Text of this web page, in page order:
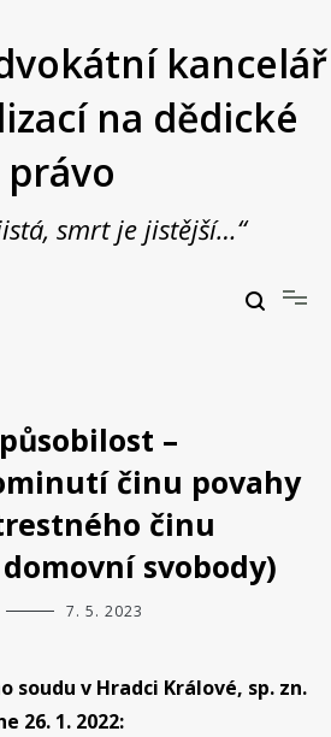
kancelář
na dědické
právo
smrt je jistější…“
–
činu povahy
činu
svobody)
7. 5. 2023
soudu v Hradci Králové, sp. zn.
26. 1. 2022: